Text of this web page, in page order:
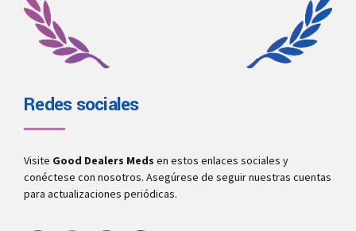
Redes sociales
Visite Good Dealers Meds en estos enlaces sociales y
conéctese con nosotros. Asegúrese de seguir nuestras cuentas
para actualizaciones periódicas.